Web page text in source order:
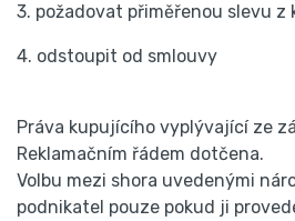
3. požadovat přiměřenou slevu z
4. odstoupit od smlouvy
Práva kupujícího vyplývající ze
Reklamačním řádem dotčena.
Volbu mezi shora uvedenými
podnikatel pouze pokud ji